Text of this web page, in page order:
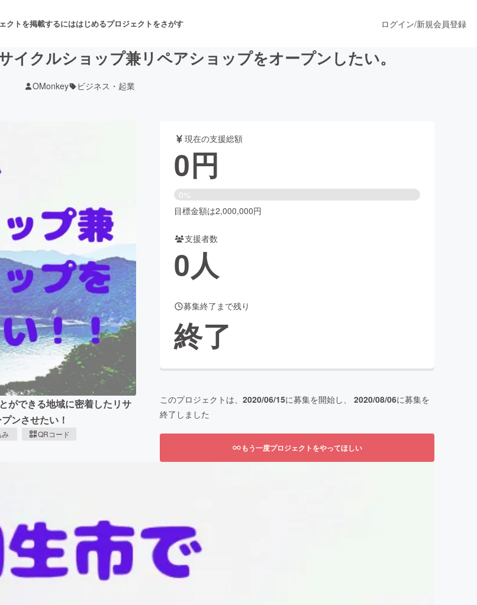
クトを掲載するにははじめるプロジェクトをさがす
舞台・パフォーマンス
ビス開発
ビューティー・ヘルスケア
for Social GoodCAMPFIRE Creation
ふるさと納税machi-yaコミュニティ
ログイン/新規会員登録
イクルショップ兼リペアショップをオープンしたい。
OMonkey ビジネス・起業
ができる地域に密着したリサ
ンさせたい！
QRコード
現在の支援総額
0円
0%
目標金額は2,000,000円
支援者数
0人
募集終了まで残り
終了
このプロジェクトは、 2020/06/15に募集を開始し、 2020/08/06に募集を
終了しました
もう一度プロジェクトをやってほしい